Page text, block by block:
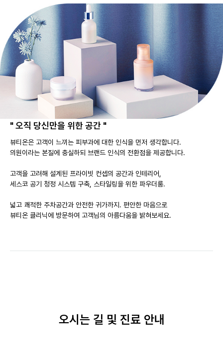
" 오직 당신만을 위한 공간 "
뷰티온은 고객이 느끼는 피부과에 대한 인식을 먼저 생각합니다.
의원이라는 본질에 충실하되 브랜드 인식의 전환점을 제공합니다.
고객을 고려해 설계된 프라이빗 컨셉의 공간과 인테리어,
세스코 공기 청정 시스템 구축, 스타일링을 위한 파우더룸.
넓고 쾌적한 주차공간과 안전한 귀가까지. 편안한 마음으로
뷰티온 클리닉에 방문하여 고객님의 아름다움을 밝혀보세요.
오시는 길 및 진료 안내